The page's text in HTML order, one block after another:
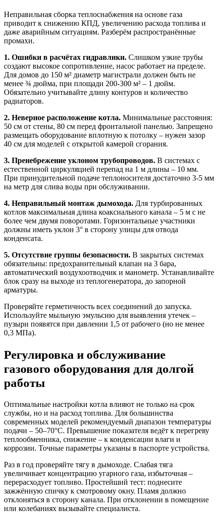
Неправильная сборка теплоснабжения на основе газа
приводит к снижению КПД, увеличению расхода топлива и
даже аварийным ситуациям. Разберём распространённые
промахи.
1. Ошибки в расчётах гидравлики. Слишком узкие трубы
создают высокое сопротивление, насос работает на пределе.
Для домов до 150 м² диаметр магистрали должен быть не
менее ¾ дюйма, при площади 200-300 м² – 1 дюйм.
Обязательно учитывайте длину контуров и количество
радиаторов.
2. Неверное расположение котла. Минимальные расстояния:
50 см от стены, 80 см перед фронтальной панелью. Запрещено
размещать оборудование вплотную к потолку – нужен зазор
40 см для моделей с открытой камерой сгорания.
3. Пренебрежение уклоном трубопроводов. В системах с
естественной циркуляцией перепад на 1 м длины – 10 мм.
При принудительной подаче теплоносителя достаточно 3-5 мм
на метр для слива воды при обслуживании.
4. Неправильный монтаж дымохода. Для турбированных
котлов максимальная длина коаксиального канала – 5 м с не
более чем двумя поворотами. Горизонтальные участники
должны иметь уклон 3° в сторону улицы для отвода
конденсата.
5. Отсутствие группы безопасности. В закрытых системах
обязательны: предохранительный клапан на 3 бара,
автоматический воздухоотводчик и манометр. Устанавливайте
блок сразу на выходе из теплогенератора, до запорной
арматуры.
Проверяйте герметичность всех соединений до запуска.
Используйте мыльную эмульсию для выявления утечек –
пузыри появятся при давлении 1,5 от рабочего (но не менее
0,3 МПа).
Регулировка и обслуживание
газового оборудования для долгой
работы
Оптимальные настройки котла влияют не только на срок
службы, но и на расход топлива. Для большинства
современных моделей рекомендуемый диапазон температуры
подачи – 50–70°C. Превышение показателя ведёт к перегреву
теплообменника, снижение – к конденсации влаги и
коррозии. Точные параметры указаны в паспорте устройства.
Раз в год проверяйте тягу в дымоходе. Слабая тяга
увеличивает концентрацию угарного газа, избыточная –
перерасходует топливо. Простейший тест: поднесите
зажжённую спичку к смотровому окну. Пламя должно
отклоняться в сторону канала. При отклонении в помещение
или колебаниях вызывайте специалиста.